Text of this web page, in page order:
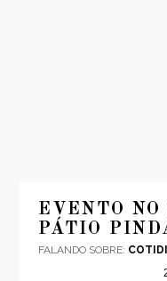
MODA
VIAGENS
EVENTO NO
PÁTIO
FALANDO SOBRE: